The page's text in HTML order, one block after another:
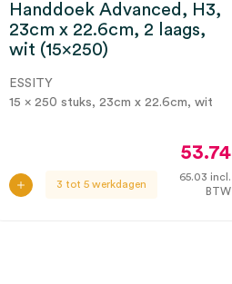
Handdoek Advanced, H3,
23cm x 22.6cm, 2 laags,
wit (15×250)
ESSITY
15 x 250 stuks, 23cm x 22.6cm, wit
3 tot 5 werkdagen
53.74
65.03 incl.
BTW